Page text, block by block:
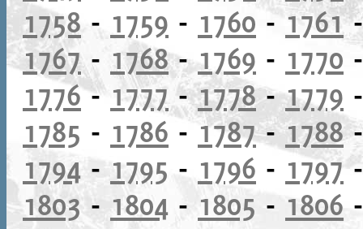
1758- 1759 - 1760 - 1761
1767- 1768-1769 - 1770
1776- 1777-1778-1779
1785 - 1786 - 1787-1788
1794-1795 - 1796 - 1797
1803- 1804 - 1805 - 1806